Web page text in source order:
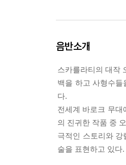
음반소개
스카를라티의 대작
백을 하고 사형수
다.
전세계 바로크 무
의 진귀한 작품 중
극적인 스토리와
술을 표현하고 있다.